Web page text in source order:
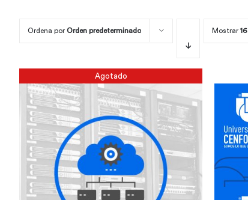
Ordena por Orden predeterminado Mostrar
Agotado